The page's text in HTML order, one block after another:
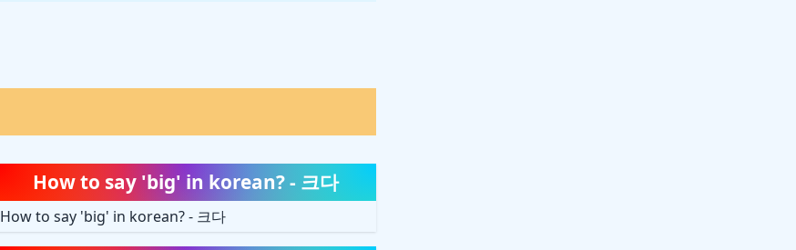
How to say 'big' in korean? - 크다
How to say 'big' in korean? - 크다